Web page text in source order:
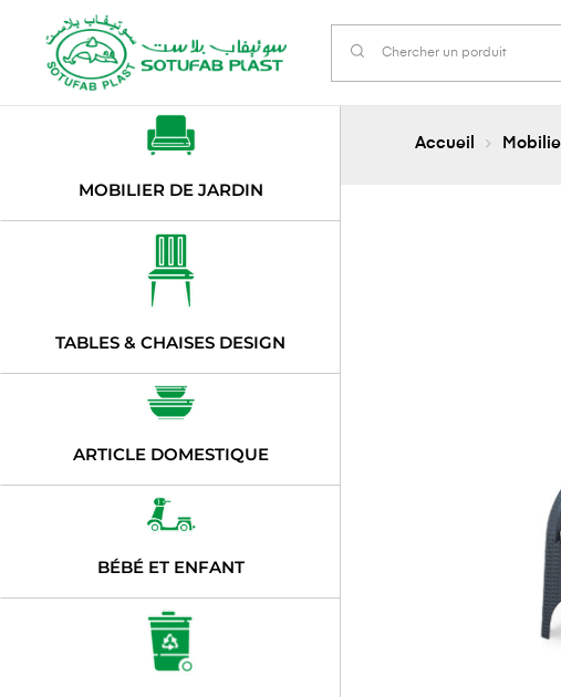
Accueil
MOBILIER DE JARDIN
TABLES & CHAISES DESIGN
ARTICLE DOMESTIQUE
BÉBÉ ET ENFANT